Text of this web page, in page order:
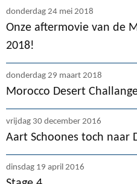
donderdag 24 mei 2018
Onze aftermovie van de
2018!
donderdag 29 maart 2018
Morocco Desert
vrijdag 30 december 2016
Aart Schoones toch naar
dinsdag 19 april 2016